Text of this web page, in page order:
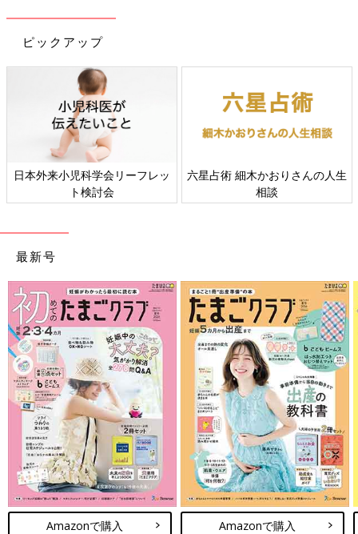
ピックアップ
日本外来小児科学会リーフレッ
ト検討会
六星占術 細木かおりさんの人生
相談
最新号
Amazonで購入 Amazonで購入